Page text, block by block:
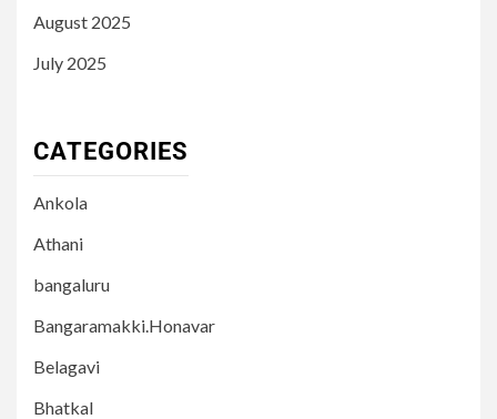
August 2025
July 2025
CATEGORIES
Ankola
Athani
bangaluru
Bangaramakki.Honavar
Belagavi
Bhatkal